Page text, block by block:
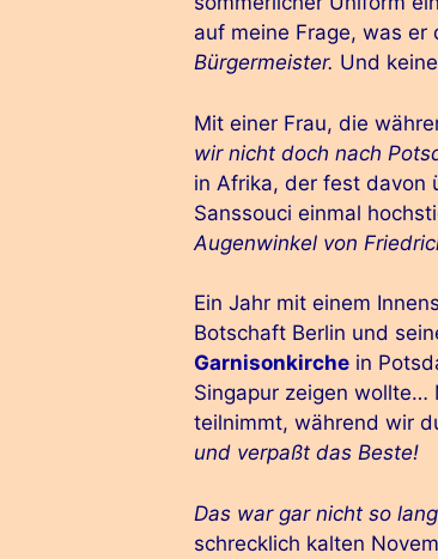
auf meine Frage, was
Bürgermeister. Und
Mit einer Frau, die
wir nicht doch nach
in Afrika, der fest davon
Sanssouci einmal
Augenwinkel von
Ein Jahr mit einem
Botschaft Berlin und
Garnisonkirche in
Singapur zeigen wollte…
teilnimmt, während wir
und verpaßt das Beste!
Das war gar nicht so
schrecklich kalten